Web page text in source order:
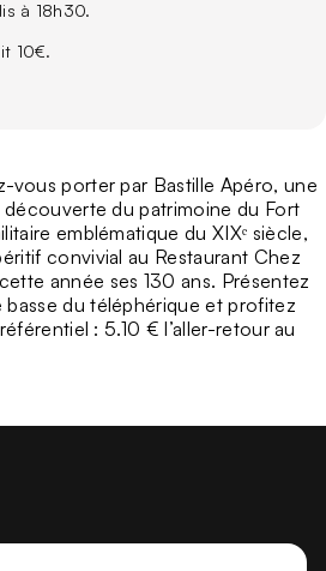
à 18h30.
10€.
vous porter par Bastille Apéro, une
du patrimoine du Fort
emblématique du XIXᵉ siècle,
convivial au Restaurant Chez
année ses 130 ans. Présentez
du téléphérique et profitez
: 5.10 € l’aller-retour au